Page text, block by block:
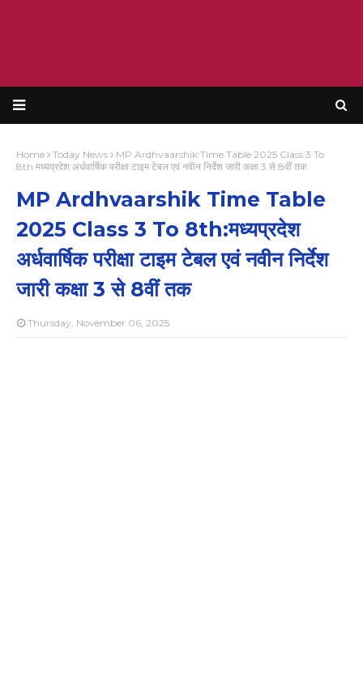
Home Today News
MP Ardhvaarshik Time Table 2025 Class 3 To
8th:मध्यप्रदेश अर्धवार्षिक परीक्षा टाइम टेबल एवं नवीन निर्देश जारी कक्षा 3 से 8वीं तक
MP Ardhvaarshik Time Table
2025 Class 3 To 8th:मध्यप्रदेश
अर्धवार्षिक परीक्षा टाइम टेबल एवं नवीन निर्देश
जारी कक्षा 3 से 8वीं तक
Thursday, November 06, 2025